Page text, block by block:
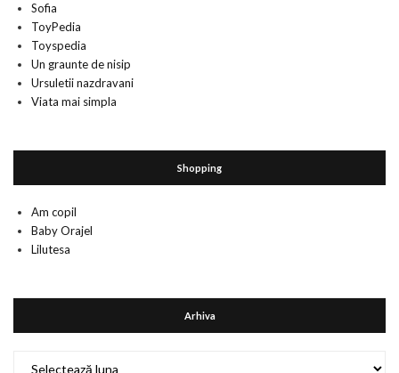
Sofia
ToyPedia
Toyspedia
Un graunte de nisip
Ursuletii nazdravani
Viata mai simpla
Shopping
Am copil
Baby Orajel
Lilutesa
Arhiva